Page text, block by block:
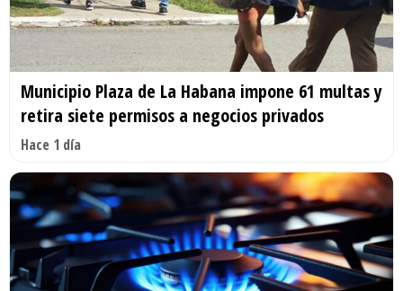
Municipio Plaza de La Habana impone 61 multas y
retira siete permisos a negocios privados
Hace 1 día